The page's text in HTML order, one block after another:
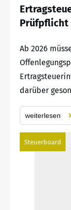
Prüfpflicht
Ab 2026
darüber
weiterlesen
Steuerboard